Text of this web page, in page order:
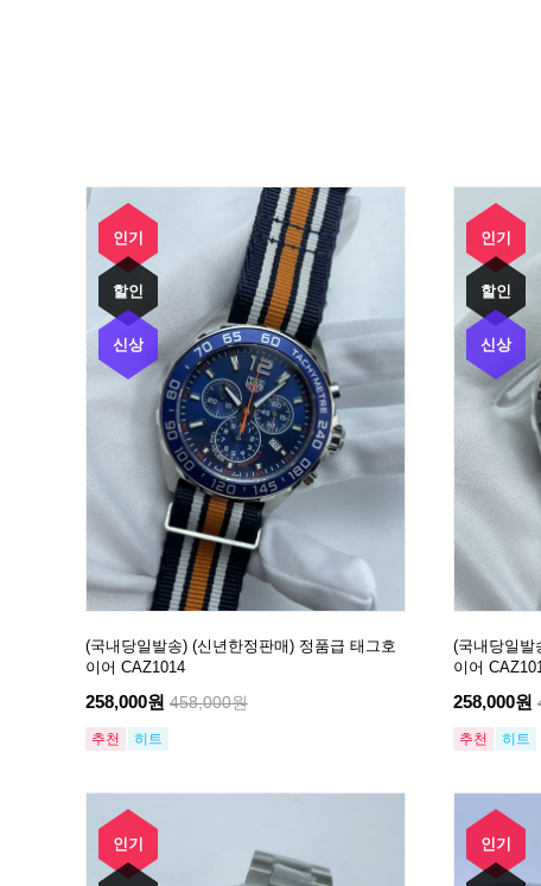
인기
할인
신상
(국내당일발송) (신년한정판매) 정품급 태그호
이어 CAZ1014
258,000원 458,000원
추천 히트
인기
할인
신상
(국내당일발
이어
258,000원
추천 히트
인기 인기